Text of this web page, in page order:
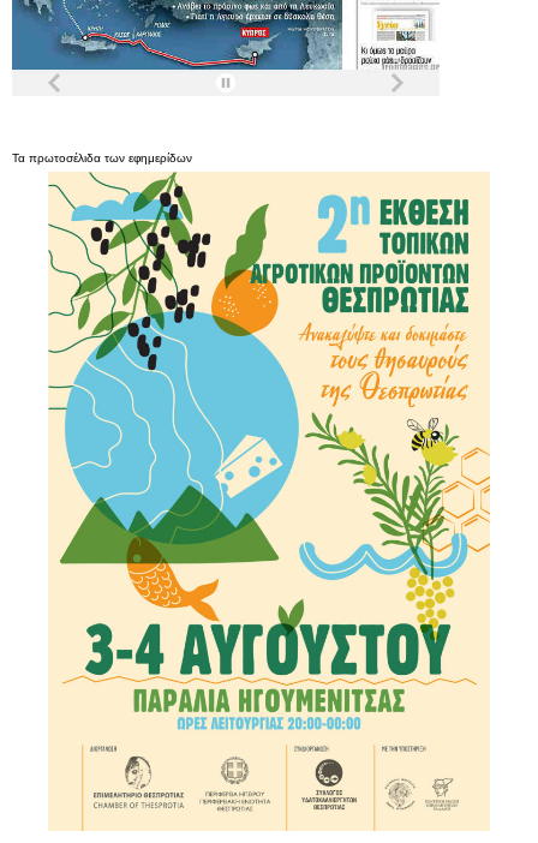
Τα πρωτοσέλιδα των εφημερίδων